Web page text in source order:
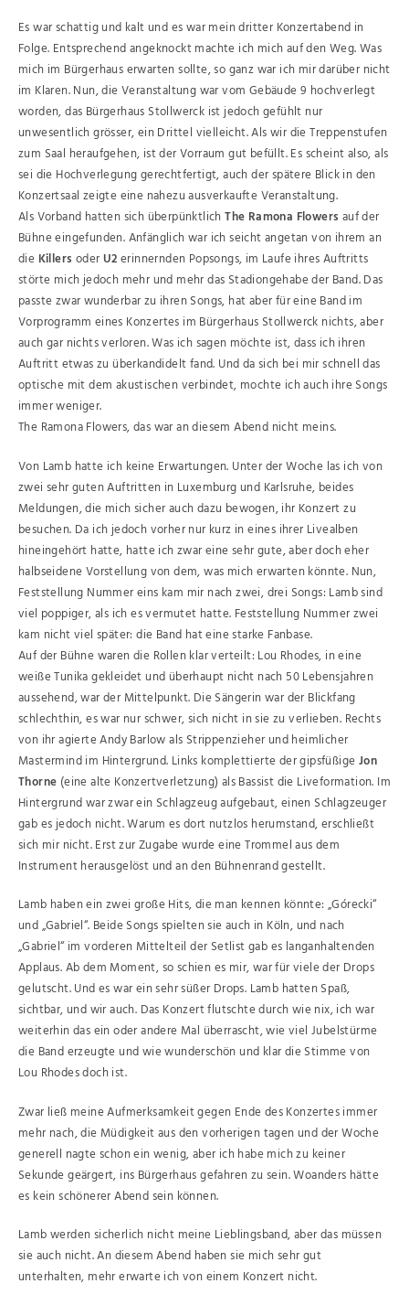
Es war schattig und kalt und es war mein dritter Konzertabend in
Folge. Entsprechend angeknockt machte ich mich auf den Weg. Was
mich im Bürgerhaus erwarten sollte, so ganz war ich mir darüber nicht
im Klaren. Nun, die Veranstaltung war vom Gebäude 9 hochverlegt
worden, das Bürgerhaus Stollwerck ist jedoch gefühlt nur
unwesentlich grösser, ein Drittel vielleicht. Als wir die Treppenstufen
zum Saal heraufgehen, ist der Vorraum gut befüllt. Es scheint also, als
sei die Hochverlegung gerechtfertigt, auch der spätere Blick in den
Konzertsaal zeigte eine nahezu ausverkaufte Veranstaltung.
Als Vorband hatten sich überpünktlichThe Ramona Flowers auf der
Bühne eingefunden. Anfänglich war ich seicht angetan von ihrem an
die Killers oderU2erinnernden Popsongs, im Laufe ihres Auftritts
störte mich jedoch mehr und mehr das Stadiongehabe der Band. Das
passte zwar wunderbar zu ihren Songs, hat aber für eine Band im
Vorprogramm eines Konzertes im Bürgerhaus Stollwerck nichts, aber
auch gar nichts verloren. Was ich sagen möchte ist, dass ich ihren
Auftritt etwas zu überkandidelt fand. Und da sich bei mir schnell das
optische mit dem akustischen verbindet, mochte ich auch ihre Songs
immer weniger.
The Ramona Flowers, das war an diesem Abend nicht meins.
Von Lamb hatte ich keine Erwartungen. Unter der Woche las ich von
zwei sehr guten Auftritten in Luxemburg und Karlsruhe, beides
Meldungen, die mich sicher auch dazu bewogen, ihr Konzert zu
besuchen. Da ich jedoch vorher nur kurz in eines ihrer Livealben
hineingehört hatte, hatte ich zwar eine sehr gute, aber doch eher
halbseidene Vorstellung von dem, was mich erwarten könnte. Nun,
Feststellung Nummer eins kam mir nach zwei, drei Songs: Lamb sind
viel poppiger, als ich es vermutet hatte. Feststellung Nummer zwei
kam nicht viel später: die Band hat eine starke Fanbase.
Auf der Bühne waren die Rollen klar verteilt: Lou Rhodes, in eine
weiße Tunika gekleidet und überhaupt nicht nach 50 Lebensjahren
aussehend, war der Mittelpunkt. Die Sängerin war der Blickfang
schlechthin, es war nur schwer, sich nicht in sie zu verlieben. Rechts
von ihr agierte Andy Barlow als Strippenzieher und heimlicher
Mastermind im Hintergrund. Links komplettierte der gipsfüßigeJon
Thorne (eine alte Konzertverletzung) als Bassist die Liveformation. Im
Hintergrund war zwar ein Schlagzeug aufgebaut, einen Schlagzeuger
gab es jedoch nicht. Warum es dort nutzlos herumstand, erschließt
sich mir nicht. Erst zur Zugabe wurde eine Trommel aus dem
Instrument herausgelöst und an den Bühnenrand gestellt.
Lamb haben ein zwei große Hits, die man kennen könnte: „Górecki“
und „Gabriel“. Beide Songs spielten sie auch in Köln, und nach
„Gabriel“ im vorderen Mittelteil der Setlist gab es langanhaltenden
Applaus. Ab dem Moment, so schien es mir, war für viele der Drops
gelutscht. Und es war ein sehr süßer Drops. Lamb hatten Spaß,
sichtbar, und wir auch. Das Konzert flutschte durch wie nix, ich war
weiterhin das ein oder andere Mal überrascht, wie viel Jubelstürme
die Band erzeugte und wie wunderschön und klar die Stimme von
Lou Rhodes doch ist.
Zwar ließ meine Aufmerksamkeit gegen Ende des Konzertes immer
mehr nach, die Müdigkeit aus den vorherigen tagen und der Woche
generell nagte schon ein wenig, aber ich habe mich zu keiner
Sekunde geärgert, ins Bürgerhaus gefahren zu sein. Woanders hätte
es kein schönerer Abend sein können.
Lamb werden sicherlich nicht meine Lieblingsband, aber das müssen
sie auch nicht. An diesem Abend haben sie mich sehr gut
unterhalten, mehr erwarte ich von einem Konzert nicht.